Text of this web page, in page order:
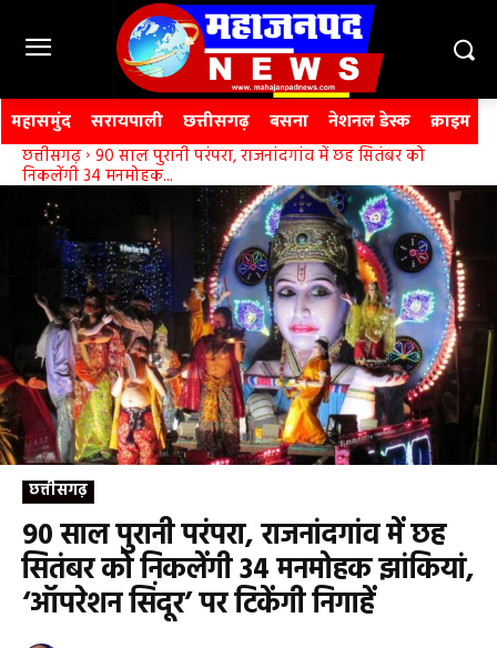
महासमुंद सरायपाली छत्तीसगढ़ बसना नेशनल डेस्क क्राइम
छत्तीसगढ़ 90 साल पुरानी परंपरा, राजनांदगांव में छह सितंबर को
निकलेंगी 34 मनमोहक...
छत्तीसगढ़
90 साल पुरानी परंपरा, राजनांदगांव में छह
सितंबर को निकलेंगी 34 मनमोहक झांकियां,
‘ऑपरेशन सिंदूर’ पर टिकेंगी निगाहें